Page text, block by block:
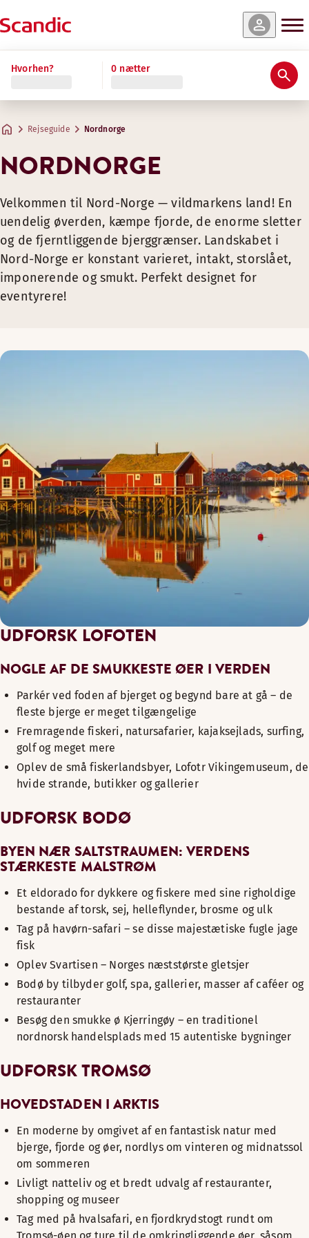
Hvorhen? 0 nætter
Rejseguide Nordnorge
NORDNORGE
Velkommen til Nord-Norge — vildmarkens land! En
uendelig øverden, kæmpe fjorde, de enorme sletter
og de fjerntliggende bjerggrænser. Landskabet i
Nord-Norge er konstant varieret, intakt, storslået,
imponerende og smukt. Perfekt designet for
eventyrere!
UDFORSK LOFOTEN
NOGLE AF DE SMUKKESTE ØER I VERDEN
Parkér ved foden af bjerget og begynd bare at gå – de
fleste bjerge er meget tilgængelige
Fremragende fiskeri, natursafarier, kajaksejlads, surfing,
golf og meget mere
Oplev de små fiskerlandsbyer, Lofotr Vikingemuseum, de
hvide strande, butikker og gallerier
UDFORSK BODØ
BYEN NÆR SALTSTRAUMEN: VERDENS
STÆRKESTE MALSTRØM
Et eldorado for dykkere og fiskere med sine righoldige
bestande af torsk, sej, helleflynder, brosme og ulk
Tag på havørn-safari – se disse majestætiske fugle jage
fisk
Oplev Svartisen – Norges næststørste gletsjer
Bodø by tilbyder golf, spa, gallerier, masser af caféer og
restauranter
Besøg den smukke ø Kjerringøy – en traditionel
nordnorsk handelsplads med 15 autentiske bygninger
UDFORSK TROMSØ
HOVEDSTADEN I ARKTIS
En moderne by omgivet af en fantastisk natur med
bjerge, fjorde og øer, nordlys om vinteren og midnatssol
om sommeren
Livligt natteliv og et bredt udvalg af restauranter,
shopping og museer
Tag med på hvalsafari, en fjordkrydstogt rundt om